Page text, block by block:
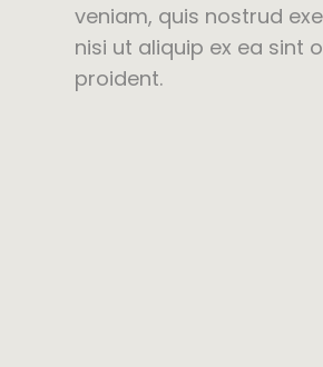
veniam, quis nostrud
nisi ut aliquip ex ea sint
proident.